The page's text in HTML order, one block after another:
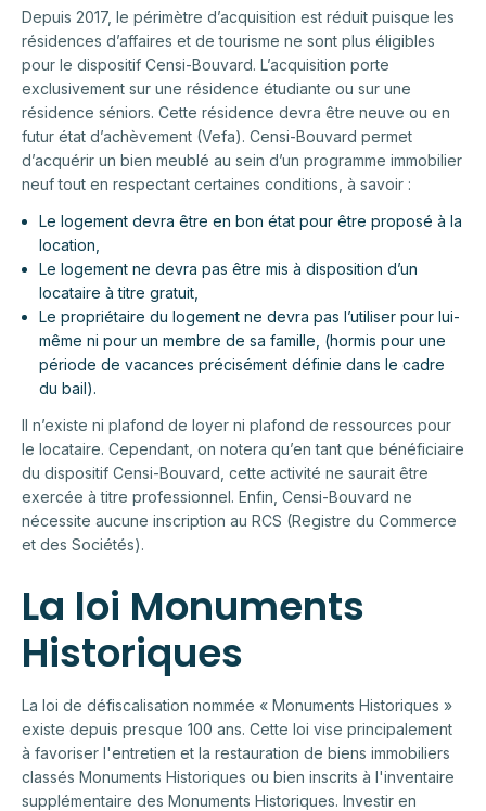
Depuis 2017, le périmètre d’acquisition est réduit puisque les
résidences d’affaires et de tourisme ne sont plus éligibles
pour le dispositif Censi-Bouvard. L’acquisition porte
exclusivement sur une résidence étudiante ou sur une
résidence séniors. Cette résidence devra être neuve ou en
futur état d’achèvement (Vefa). Censi-Bouvard permet
d’acquérir un bien meublé au sein d’un programme immobilier
neuf tout en respectant certaines conditions, à savoir :
Le logement devra être en bon état pour être proposé à la
location,
Le logement ne devra pas être mis à disposition d’un
locataire à titre gratuit,
Le propriétaire du logement ne devra pas l’utiliser pour lui-
même ni pour un membre de sa famille, (hormis pour une
période de vacances précisément définie dans le cadre
du bail).
Il n’existe ni plafond de loyer ni plafond de ressources pour
le locataire. Cependant, on notera qu’en tant que bénéficiaire
du dispositif Censi-Bouvard, cette activité ne saurait être
exercée à titre professionnel. Enfin, Censi-Bouvard ne
nécessite aucune inscription au RCS (Registre du Commerce
et des Sociétés).
La loi Monuments
Historiques
La loi de défiscalisation nommée « Monuments Historiques »
existe depuis presque 100 ans. Cette loi vise principalement
à favoriser l'entretien et la restauration de biens immobiliers
classés Monuments Historiques ou bien inscrits à l'inventaire
supplémentaire des Monuments Historiques. Investir en